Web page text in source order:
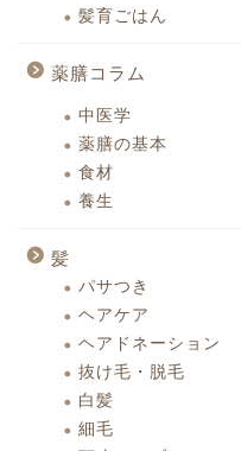
髪育ごはん
薬膳コラム
中医学
薬膳の基本
食材
養生
髪
パサつき
ヘアケア
ヘアドネーション
抜け毛・脱毛
白髪
細毛